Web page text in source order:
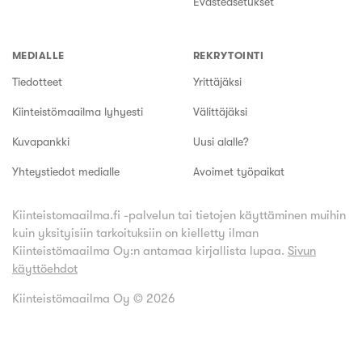
MEDIALLE
Tiedotteet
Kiinteistömaailma lyhyesti
Kuvapankki
Yhteystiedot medialle
REKRYTOINTI
Yrittäjäksi
Välittäjäksi
Uusi alalle?
Avoimet työpaikat
Kiinteistomaailma.fi -palvelun tai tietojen käyttäminen muihin
kuin yksityisiin tarkoituksiin on kielletty ilman
Kiinteistömaailma Oy:n antamaa kirjallista lupaa. Sivun
käyttöehdot
Kiinteistömaailma Oy © 2026